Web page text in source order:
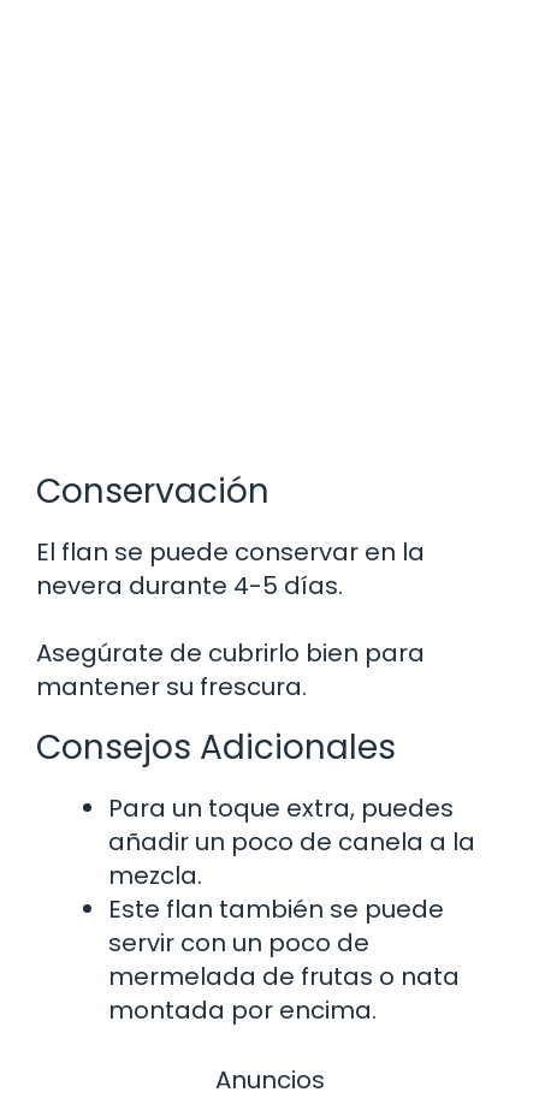
Conservación
El flan se puede conservar en la
nevera durante 4-5 días.
Asegúrate de cubrirlo bien para
mantener su frescura.
Consejos Adicionales
Para un toque extra, puedes
añadir un poco de canela a la
mezcla.
Este flan también se puede
servir con un poco de
mermelada de frutas o nata
montada por encima.
Anuncios